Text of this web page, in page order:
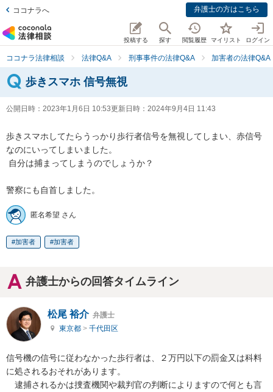
ココナラへ 弁護士の方はこちら
投稿する 探す 閲覧履歴 マイリスト ログイン
ココナラ法律相談 法律Q&A 刑事事件の法律Q&A 加害者の法律Q&A
歩きスマホ 信号無視
公開日時： 2023年1月6日 10:53更新日時： 2024年9月4日 11:43
歩きスマホしてたらうっかり歩行者信号を無視してしまい、赤信号
なのにいってしまいました。
警察にも自首しました。
匿名希望 さん
加害者 加害者
弁護士からの回答タイムライン
松尾 裕介 弁護士
東京都 > 千代田区
信号機の信号に従わなかった歩行者は、２万円以下の罰金又は科料
に処されるおそれがあります。
逮捕されるかは捜査機関や裁判官の判断によりますので何とも言